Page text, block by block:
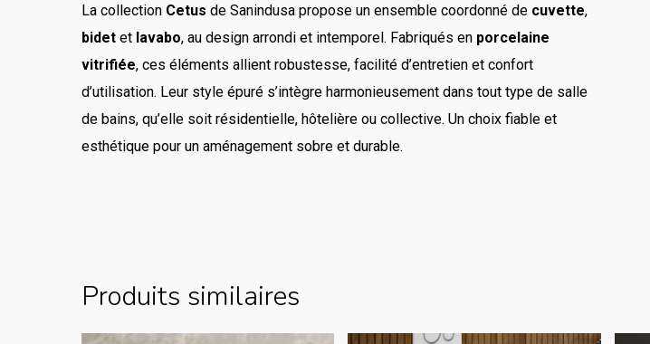
La collection Cetus de Sanindusa propose un ensemble coordonné de cuvette,
bidet et lavabo, au design arrondi et intemporel. Fabriqués en porcelaine
vitrifiée, ces éléments allient robustesse, facilité d’entretien et confort
d’utilisation. Leur style épuré s’intègre harmonieusement dans tout type de salle
de bains, qu’elle soit résidentielle, hôtelière ou collective. Un choix fiable et
esthétique pour un aménagement sobre et durable.
Produits similaires